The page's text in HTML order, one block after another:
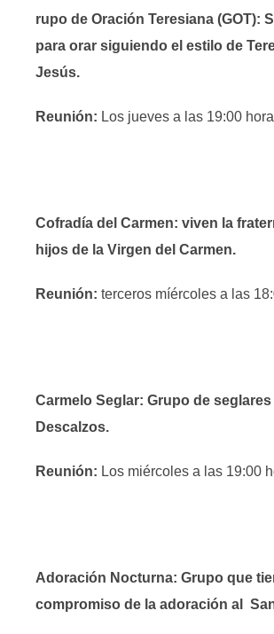
rupo de Oración Teresiana (GOT):
para orar siguiendo el estilo de
Jesús.
Reunión: Los jueves a las 19:00
Cofradía del Carmen: viven la
hijos de la Virgen del Carmen.
Reunión: terceros míércoles a las
Carmelo Seglar: Grupo de
Descalzos.
Reunión: Los miércoles a las 19:00
Adoración Nocturna: Grupo que
compromiso de la adoración al